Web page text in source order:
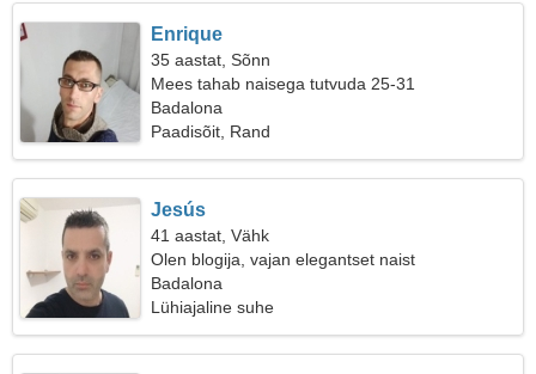
Enrique
35 aastat, Sõnn
Mees tahab naisega tutvuda 25-31
Badalona
Paadisõit, Rand
Jesús
41 aastat, Vähk
Olen blogija, vajan elegantset naist
Badalona
Lühiajaline suhe